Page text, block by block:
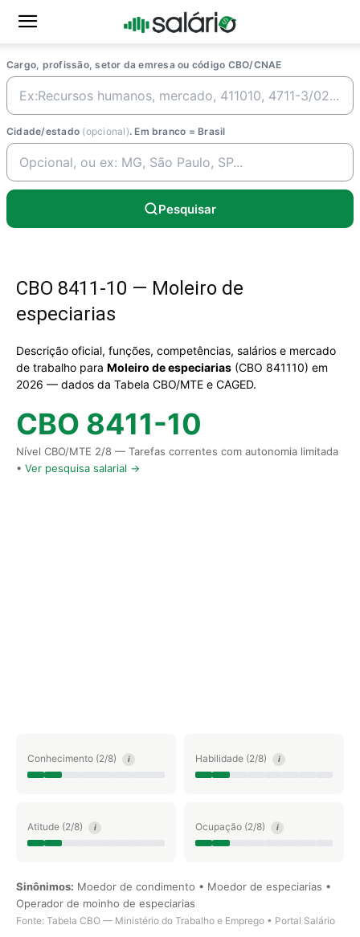
Cargo, profissão, setor da emresa ou código CBO/CNAE
Cidade/estado (opcional). Em branco = Brasil
Pesquisar
CBO 8411-10 — Moleiro de
especiarias
Descrição oficial, funções, competências, salários e mercado
de trabalho para Moleiro de especiarias (CBO 841110) em
2026 — dados da Tabela CBO/MTE e CAGED.
CBO 8411-10
Nível CBO/MTE 2/8 — Tarefas correntes com autonomia limitada
• Ver pesquisa salarial →
Conhecimento (2/8) i Habilidade (2/8) i
Atitude (2/8) i Ocupação (2/8) i
Sinônimos: Moedor de condimento • Moedor de especiarias •
Operador de moinho de especiarias
Fonte: Tabela CBO — Ministério do Trabalho e Emprego • Portal Salário